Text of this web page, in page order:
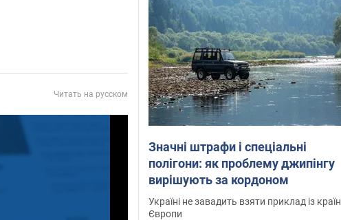
Читать на русском
Значні штрафи і спеціальні
полігони: як проблему джипінгу
вирішують за кордоном
Україні не завадить взяти приклад із країн
Європи